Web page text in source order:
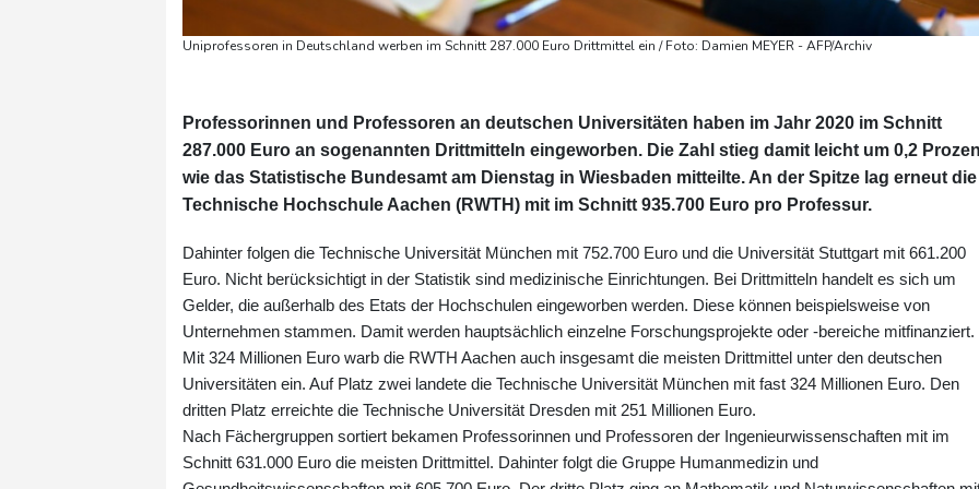
Uniprofessoren in Deutschland werben im Schnitt 287.000 Euro Drittmittel ein / Foto: Damien MEYER - AFP/Archiv
Professorinnen und Professoren an deutschen Universitäten haben im Jahr 2020 im Schnitt
287.000 Euro an sogenannten Drittmitteln eingeworben. Die Zahl stieg damit leicht um 0,2
wie das Statistische Bundesamt am Dienstag in Wiesbaden mitteilte. An der Spitze lag erneut die
Technische Hochschule Aachen (RWTH) mit im Schnitt 935.700 Euro pro Professur.
Dahinter folgen die Technische Universität München mit 752.700 Euro und die Universität Stuttgart mit 661.200
Euro. Nicht berücksichtigt in der Statistik sind medizinische Einrichtungen. Bei Drittmitteln handelt es sich um
Gelder, die außerhalb des Etats der Hochschulen eingeworben werden. Diese können beispielsweise von
Unternehmen stammen. Damit werden hauptsächlich einzelne Forschungsprojekte oder -bereiche mitfinanziert.
Mit 324 Millionen Euro warb die RWTH Aachen auch insgesamt die meisten Drittmittel unter den deutschen
Universitäten ein. Auf Platz zwei landete die Technische Universität München mit fast 324 Millionen Euro. Den
dritten Platz erreichte die Technische Universität Dresden mit 251 Millionen Euro.
Nach Fächergruppen sortiert bekamen Professorinnen und Professoren der Ingenieurwissenschaften mit im
Schnitt 631.000 Euro die meisten Drittmittel. Dahinter folgt die Gruppe Humanmedizin und